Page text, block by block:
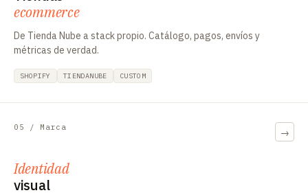
ecommerce
De Tienda Nube a stack propio. Catálogo, pagos, envíos y
métricas de verdad.
SHOPIFY TIENDANUBE CUSTOM
05 / Marca →
Identidad
visual